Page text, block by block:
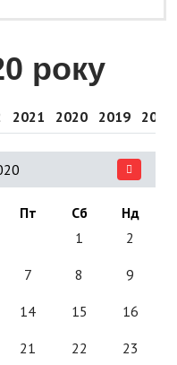
року
2021 2020 2019 2018
Пт Сб
Нд
1
2
7 8 9
14 15 16
21 22 23